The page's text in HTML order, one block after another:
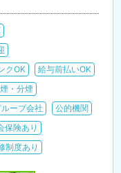
クOK
給与前払いOK
・分煙
ープ会社
公的機関
保険あり
制度あり